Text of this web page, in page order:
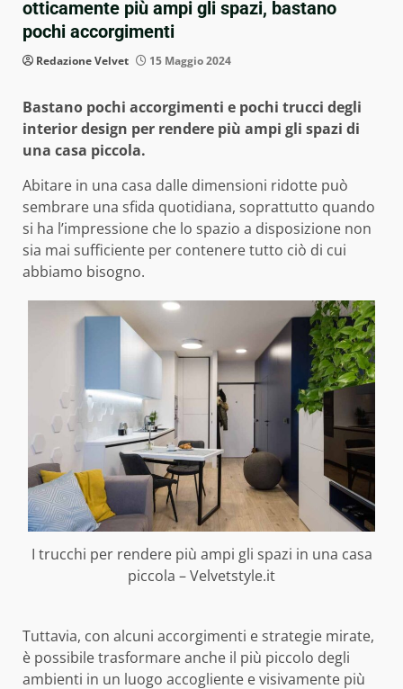
otticamente più ampi gli spazi, bastano
pochi accorgimenti
Redazione Velvet 15 Maggio 2024
Bastano pochi accorgimenti e pochi trucci degli
interior design per rendere più ampi gli spazi di
una casa piccola.
Abitare in una casa dalle dimensioni ridotte può
sembrare una sfida quotidiana, soprattutto quando
si ha l’impressione che lo spazio a disposizione non
sia mai sufficiente per contenere tutto ciò di cui
abbiamo bisogno.
I trucchi per rendere più ampi gli spazi in una casa
piccola – Velvetstyle.it
Tuttavia, con alcuni accorgimenti e strategie mirate,
è possibile trasformare anche il più piccolo degli
ambienti in un luogo accogliente e visivamente più